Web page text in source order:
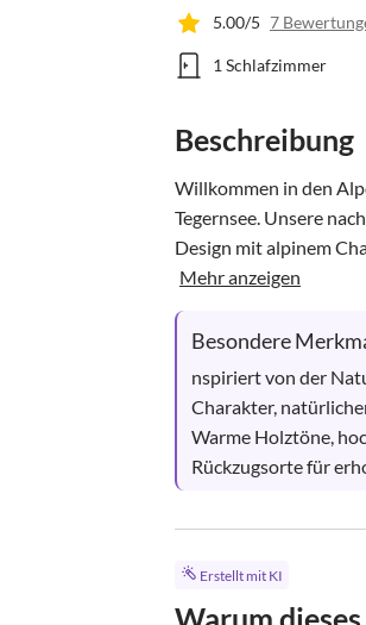
5.00/5 7
1 Schlafzimmer
Beschreibung
Willkommen in den
Tegernsee. Unsere
Design mit alpinem
Mehr anzeigen
Besondere
nspiriert von der
Charakter,
Warme Holztöne,
Rückzugsorte für
Erstellt mit KI